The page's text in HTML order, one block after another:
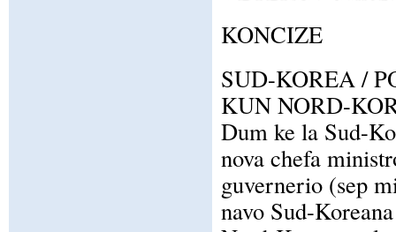
KONCIZE
SUD-KOREA /
KUN NORD-
Dum ke la Sud-
nova chefa
guvernerio (sep
navo Sud-